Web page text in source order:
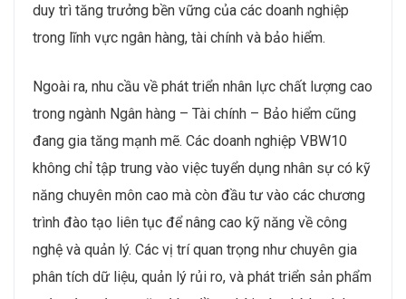
duy trì tăng trưởng bền vững của các doanh nghiệp
trong lĩnh vực ngân hàng, tài chính và bảo hiểm.
Ngoài ra, nhu cầu về phát triển nhân lực chất lượng cao
trong ngành Ngân hàng – Tài chính – Bảo hiểm cũng
đang gia tăng mạnh mẽ. Các doanh nghiệp VBW10
không chỉ tập trung vào việc tuyển dụng nhân sự có kỹ
năng chuyên môn cao mà còn đầu tư vào các chương
trình đào tạo liên tục để nâng cao kỹ năng về công
nghệ và quản lý. Các vị trí quan trọng như chuyên gia
phân tích dữ liệu, quản lý rủi ro, và phát triển sản phẩm